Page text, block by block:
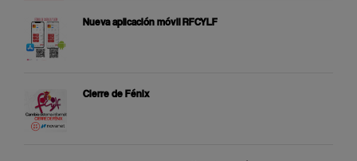
Nueva aplicación móvil RFCYLF
Cierre de Fénix